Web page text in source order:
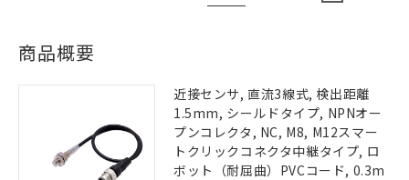
商品概要
近接センサ, 直流3線式, 検出距離
1.5mm, シールドタイプ, NPNオー
プンコレクタ, NC, M8, M12スマー
トクリックコネクタ中継タイプ, ロ
ボット（耐屈曲）PVCコード, 0.3m